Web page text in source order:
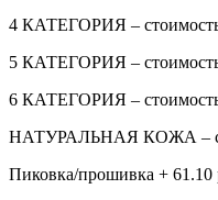
4 КАТЕГОРИЯ – стоимость
5 КАТЕГОРИЯ – стоимость
6 КАТЕГОРИЯ – стоимость
НАТУРАЛЬНАЯ КОЖА –
Пиковка/прошивка + 61.10